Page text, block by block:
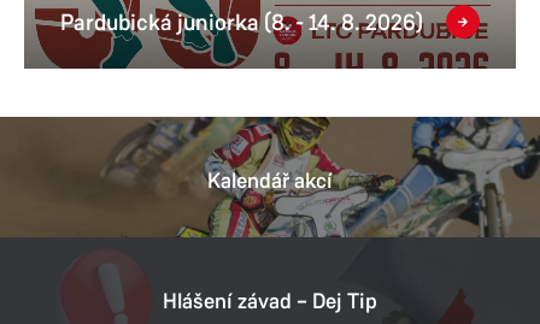
Pardubická juniorka (8. - 14. 8. 2026)
Kalendář akcí
Hlášení závad – Dej Tip